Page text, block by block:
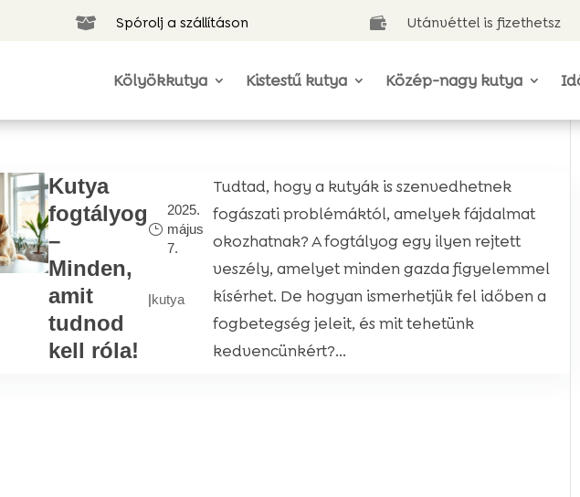
 Spórolj a szállításon  Utánvéttel is fizethetsz
Kölyökkutya Kistestű kutya Közép-nagy kutya
Kutya
fogtályog
–
Minden,
amit
tudnod
kell róla!
2025.
május
7.
|kutya
Tudtad, hogy a kutyák is szenvedhetnek
fogászati problémáktól, amelyek fájdalmat
okozhatnak? A fogtályog egy ilyen rejtett
veszély, amelyet minden gazda figyelemmel
kísérhet. De hogyan ismerhetjük fel időben a
fogbetegség jeleit, és mit tehetünk
kedvencünkért?...